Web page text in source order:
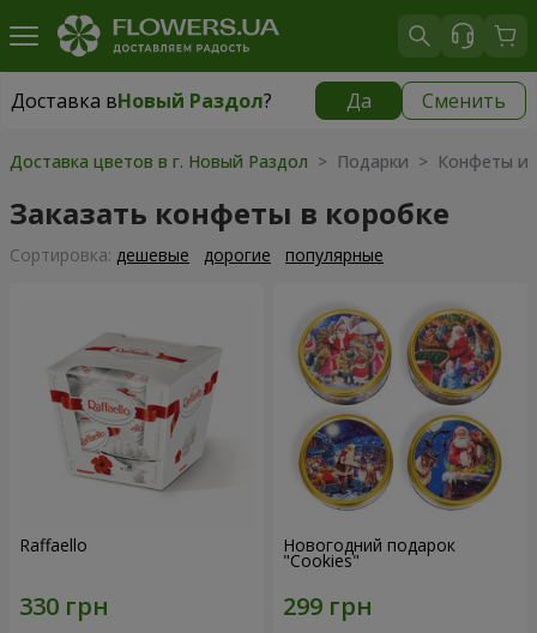
Доставка вНовый Раздол? Да Сменить
Доставка вНовый Раздол|
Доставка цветов в г. Новый Раздол > Подарки > Конфеты и
Заказать конфеты в коробке
Cортировка: дешевые дорогие популярные
Raffaello Новогодний подарок
"Cookies"